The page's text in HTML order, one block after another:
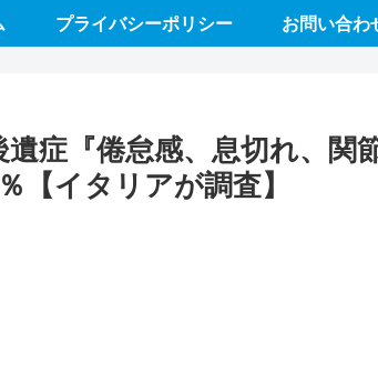
プライバシーポリシー お問い合わ
遺症『倦怠感、息切れ、関
【イタリアが調査】